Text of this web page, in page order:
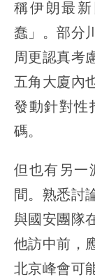
稱伊朗最
蠢」。部分
周更認真考
五角大廈內
發動針對性
碼。
但也有另一
間。熟悉討
與國安團隊
他訪中前，
北京峰會可